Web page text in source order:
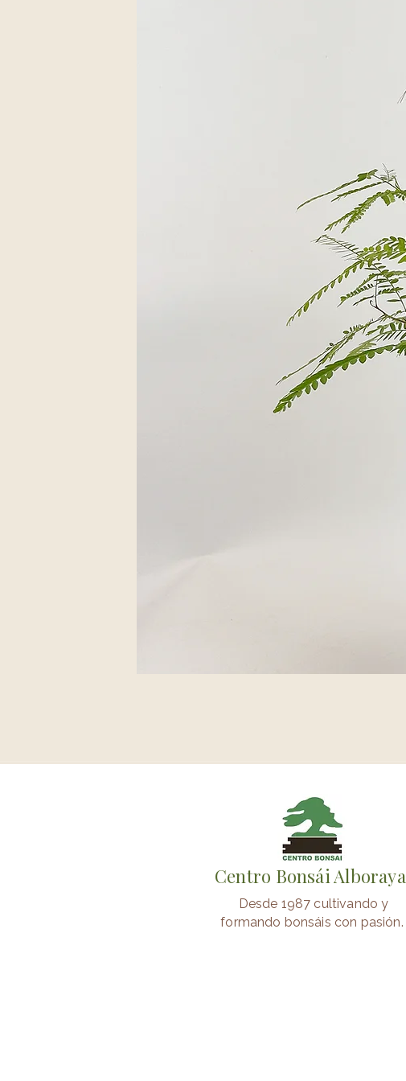
Centro Bonsái Alboraya
Desde 1987 cultivando y
formando bonsáis con pasión.